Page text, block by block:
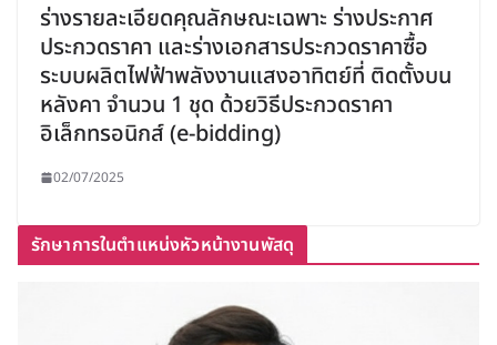
ร่างรายละเอียดคุณลักษณะเฉพาะ ร่างประกาศ
ประกวดราคา และร่างเอกสารประกวดราคาซื้อ
ระบบผลิตไฟฟ้าพลังงานแสงอาทิตย์ที่ ติดตั้งบน
หลังคา จำนวน 1 ชุด ด้วยวิธีประกวดราคา
อิเล็กทรอนิกส์ (e-bidding)
02/07/2025
รักษาการในตำแหน่งหัวหน้างานพัสดุ